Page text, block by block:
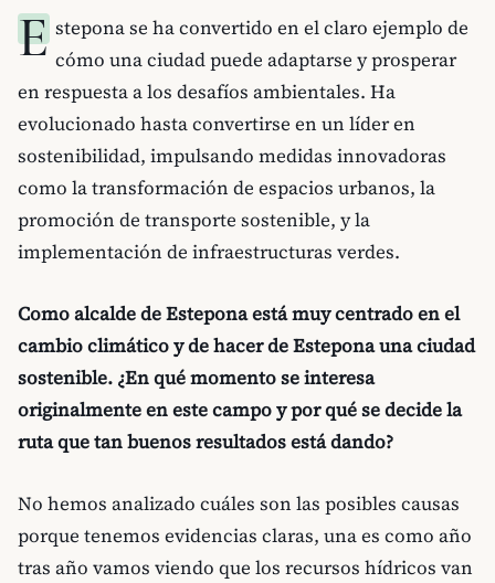
E stepona se ha convertido en el claro ejemplo de
cómo una ciudad puede adaptarse y prosperar
en respuesta a los desafíos ambientales. Ha
evolucionado hasta convertirse en un líder en
sostenibilidad, impulsando medidas innovadoras
como la transformación de espacios urbanos, la
promoción de transporte sostenible, y la
implementación de infraestructuras verdes.
Como alcalde de Estepona está muy centrado en el
cambio climático y de hacer de Estepona una ciudad
sostenible. ¿En qué momento se interesa
originalmente en este campo y por qué se decide la
ruta que tan buenos resultados está dando?
No hemos analizado cuáles son las posibles causas
porque tenemos evidencias claras, una es como año
tras año vamos viendo que los recursos hídricos van